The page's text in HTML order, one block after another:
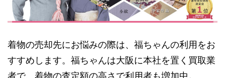
着物の売却先にお悩みの際は、福ちゃんの利用をお
すすめします。福ちゃんは大阪に本社を置く買取業